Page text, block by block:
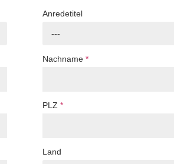
Anredetitel
---
Nachname *
PLZ *
Land